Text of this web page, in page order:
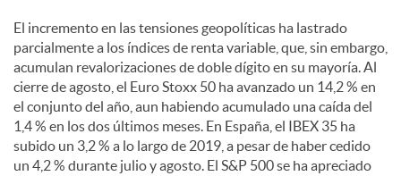
El incremento en las tensiones geopolíticas ha lastrado
parcialmente a los índices de renta variable, que, sin embargo,
acumulan revalorizaciones de doble dígito en su mayoría. Al
cierre de agosto, el Euro Stoxx 50 ha avanzado un 14,2 % en
el conjunto del año, aun habiendo acumulado una caída del
1,4 % en los dos últimos meses. En España, el IBEX 35 ha
subido un 3,2 % a lo largo de 2019, a pesar de haber cedido
un 4,2 % durante julio y agosto. El S&P 500 se ha apreciado